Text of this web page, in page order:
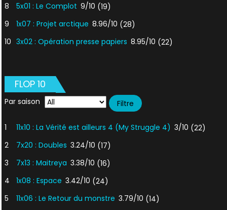
8
5x01 : Le Complot 9/10 (19)
9
1x07 : Projet arctique 8.96/10 (28)
10 3x02 : Opération presse papiers 8.95/10 (22)
FLOP 10
Par saison
1 11x10 : La Vérité est ailleurs 4 (My Struggle 4) 3/10 (22)
2
7x20 : Doubles 3.24/10 (17)
3
7x13 : Maitreya 3.38/10 (16)
4
1x08 : Espace 3.42/10 (24)
5
11x06 : Le Retour du monstre 3.79/10 (14)